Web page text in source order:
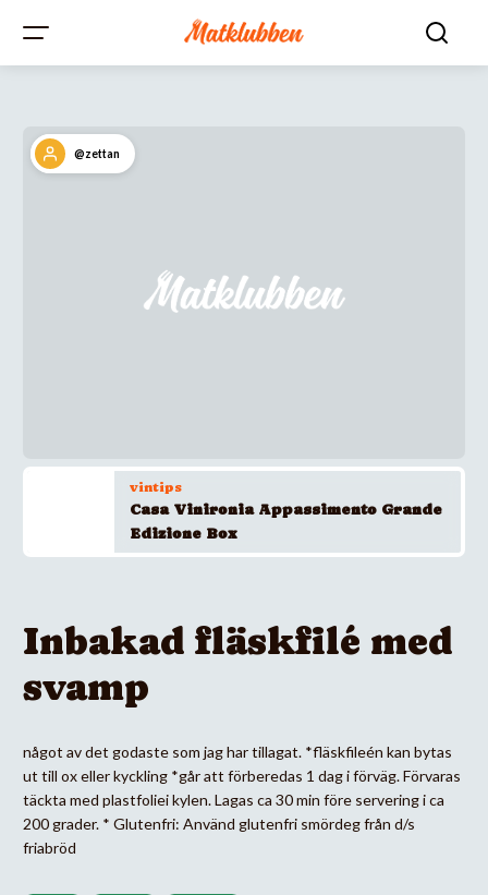
@zettan
vintips
Casa Vinironia Appassimento Grande
Edizione Box
Inbakad fläskfilé med
svamp
något av det godaste som jag har tillagat. *fläskfileén kan bytas
ut till ox eller kyckling *går att förberedas 1 dag i förväg. Förvaras
täckta med plastfoliei kylen. Lagas ca 30 min före servering i ca
200 grader. * Glutenfri: Använd glutenfri smördeg från d/s
friabröd